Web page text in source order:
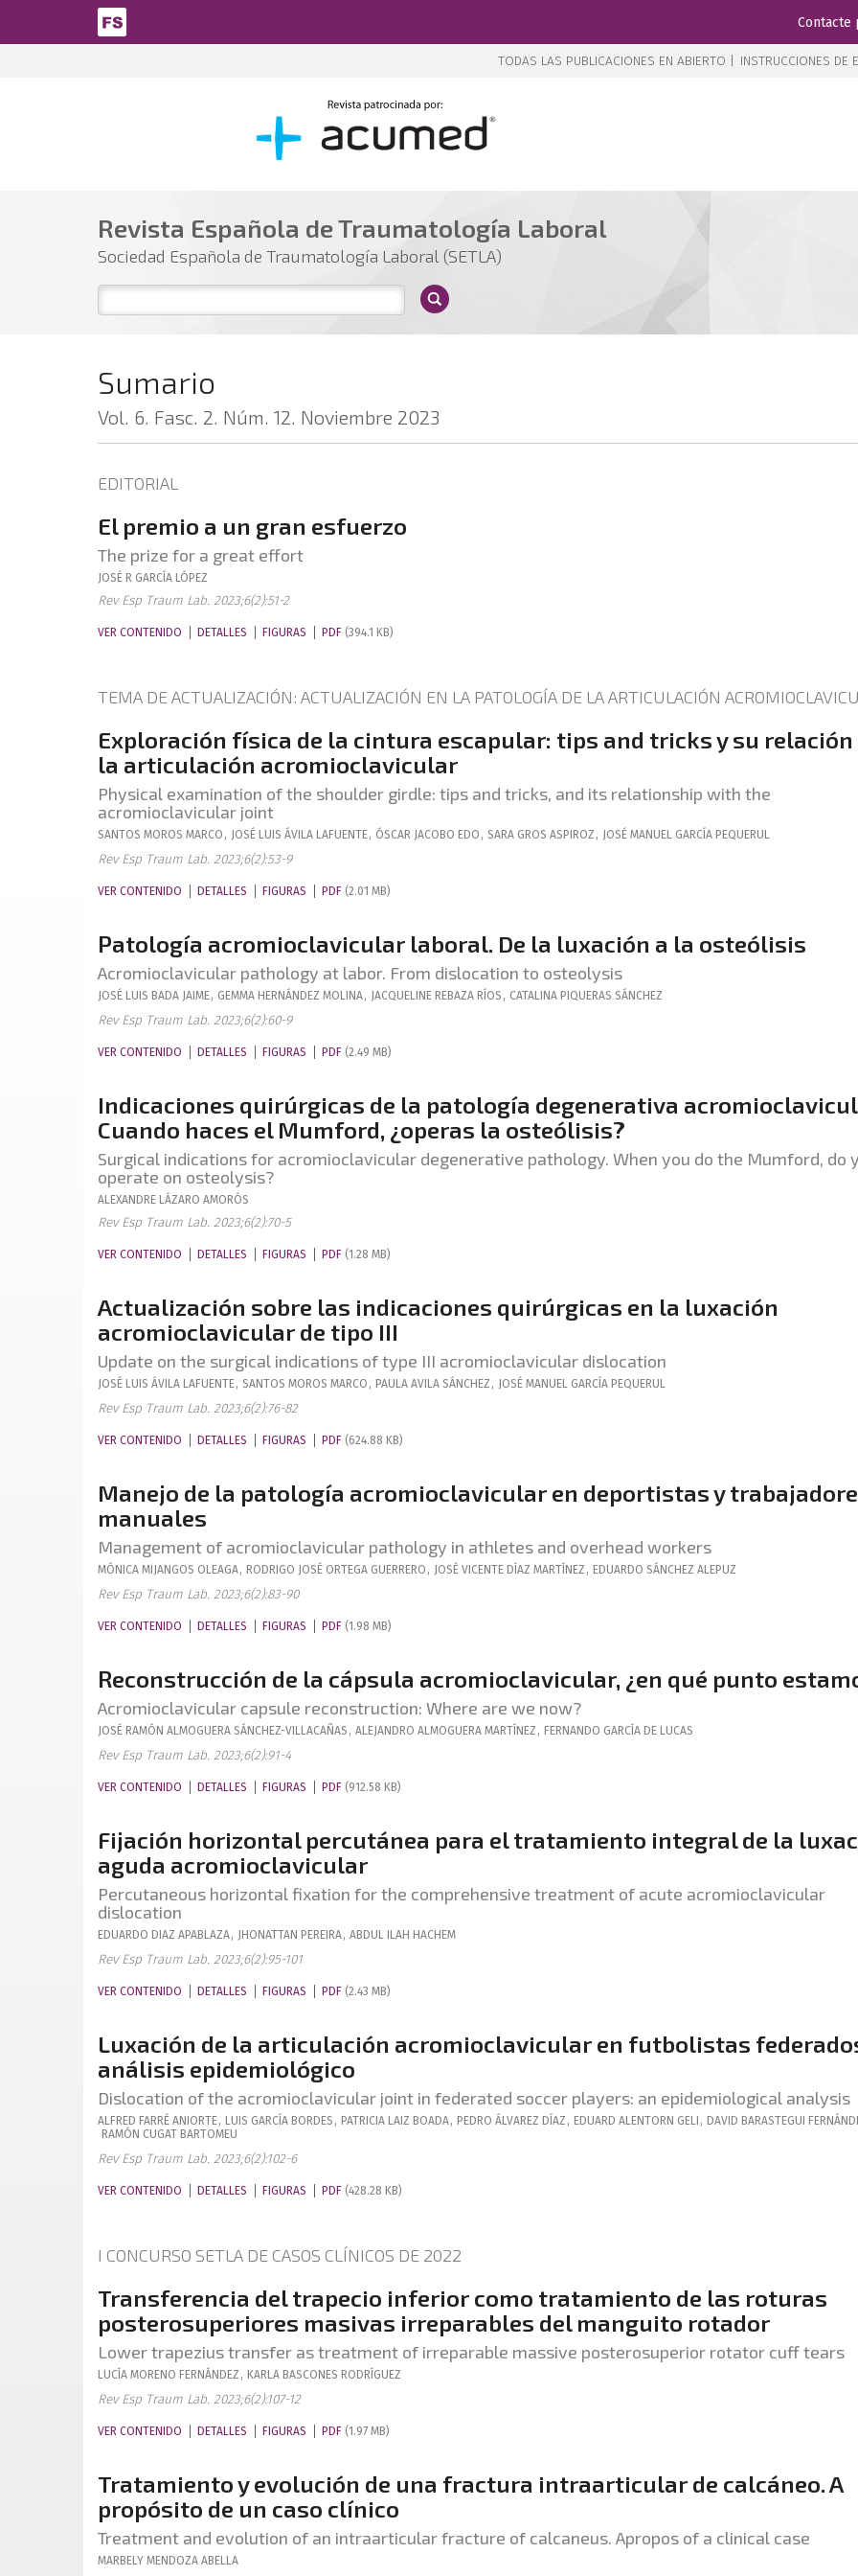
Pasar al contenido principal
Contacte
TODAS LAS PUBLICACIONES EN ABIERTO | INSTRUCCIONES DE
Revista Española de Traumatología Laboral
Sociedad Española de Traumatología Laboral (SETLA)
Sumario
Vol. 6. Fasc. 2. Núm. 12. Noviembre 2023
EDITORIAL
El premio a un gran esfuerzo
The prize for a great effort
JOSÉ R GARCÍA LÓPEZ
Rev Esp Traum Lab. 2023;6(2):51-2
VER CONTENIDO DETALLES FIGURAS PDF (394.1 KB)
TEMA DE ACTUALIZACIÓN: ACTUALIZACIÓN EN LA PATOLOGÍA DE LA ARTICULACIÓN
Exploración física de la cintura escapular: tips and tricks y su relación
la articulación acromioclavicular
Physical examination of the shoulder girdle: tips and tricks, and its relationship with the
acromioclavicular joint
SANTOS MOROS MARCO , JOSÉ LUIS ÁVILA LAFUENTE, ÓSCAR JACOBO EDO , SARA GROS ASPIROZ , JOSÉ MANUEL GARCÍA PEQUERUL
Rev Esp Traum Lab. 2023;6(2):53-9
VER CONTENIDO DETALLES FIGURAS PDF (2.01 MB)
Patología acromioclavicular laboral. De la luxación a la osteólisis
Acromioclavicular pathology at labor. From dislocation to osteolysis
JOSÉ LUIS BADA JAIME, GEMMA HERNÁNDEZ MOLINA, JACQUELINE REBAZA RÍOS , CATALINA PIQUERAS SÁNCHEZ
Rev Esp Traum Lab. 2023;6(2):60-9
VER CONTENIDO DETALLES FIGURAS PDF (2.49 MB)
Indicaciones quirúrgicas de la patología degenerativa
Cuando haces el Mumford, ¿operas la osteólisis?
Surgical indications for acromioclavicular degenerative pathology. When you do the Mumford, do
operate on osteolysis?
ALEXANDRE LÁZARO AMORÓS
Rev Esp Traum Lab. 2023;6(2):70-5
VER CONTENIDO DETALLES FIGURAS PDF (1.28 MB)
Actualización sobre las indicaciones quirúrgicas en la luxación
acromioclavicular de tipo III
Update on the surgical indications of type III acromioclavicular dislocation
JOSÉ LUIS ÁVILA LAFUENTE, SANTOS MOROS MARCO , PAULA AVILA SÁNCHEZ , JOSÉ MANUEL GARCÍA PEQUERUL
Rev Esp Traum Lab. 2023;6(2):76-82
VER CONTENIDO DETALLES FIGURAS PDF (624.88 KB)
Manejo de la patología acromioclavicular en deportistas y
manuales
Management of acromioclavicular pathology in athletes and overhead workers
MÓNICA MIJANGOS OLEAGA, RODRIGO JOSÉ ORTEGA GUERRERO , JOSÉ VICENTE DÍAZ MARTÍNEZ , EDUARDO SÁNCHEZ ALEPUZ
Rev Esp Traum Lab. 2023;6(2):83-90
VER CONTENIDO DETALLES FIGURAS PDF (1.98 MB)
Reconstrucción de la cápsula acromioclavicular, ¿en qué punto
Acromioclavicular capsule reconstruction: Where are we now?
JOSÉ RAMÓN ALMOGUERA SÁNCHEZ-VILLACAÑAS , ALEJANDRO ALMOGUERA MARTÍNEZ , FERNANDO GARCÍA DE LUCAS
Rev Esp Traum Lab. 2023;6(2):91-4
VER CONTENIDO DETALLES FIGURAS PDF (912.58 KB)
Fijación horizontal percutánea para el tratamiento integral de la
aguda acromioclavicular
Percutaneous horizontal fixation for the comprehensive treatment of acute acromioclavicular
dislocation
EDUARDO DIAZ APABLAZA, JHONATTAN PEREIRA, ABDUL ILAH HACHEM
Rev Esp Traum Lab. 2023;6(2):95-101
VER CONTENIDO DETALLES FIGURAS PDF (2.43 MB)
Luxación de la articulación acromioclavicular en futbolistas
análisis epidemiológico
Dislocation of the acromioclavicular joint in federated soccer players: an epidemiological analysis
ALFRED FARRÉ ANIORTE, LUIS GARCÍA BORDES , PATRICIA LAIZ BOADA, PEDRO ÁLVAREZ DÍAZ , EDUARD ALENTORN GELI , DAVID BARASTEGUI
RAMÓN CUGAT BARTOMEU
Rev Esp Traum Lab. 2023;6(2):102-6
VER CONTENIDO DETALLES FIGURAS PDF (428.28 KB)
I CONCURSO SETLA DE CASOS CLÍNICOS DE 2022
Transferencia del trapecio inferior como tratamiento de las roturas
posterosuperiores masivas irreparables del manguito rotador
Lower trapezius transfer as treatment of irreparable massive posterosuperior rotator cuff tears
LUCÍA MORENO FERNÁNDEZ , KARLA BASCONES RODRÍGUEZ
Rev Esp Traum Lab. 2023;6(2):107-12
VER CONTENIDO DETALLES FIGURAS PDF (1.97 MB)
Tratamiento y evolución de una fractura intraarticular de calcáneo. A
propósito de un caso clínico
Treatment and evolution of an intraarticular fracture of calcaneus. Apropos of a clinical case
MARBELY MENDOZA ABELLA